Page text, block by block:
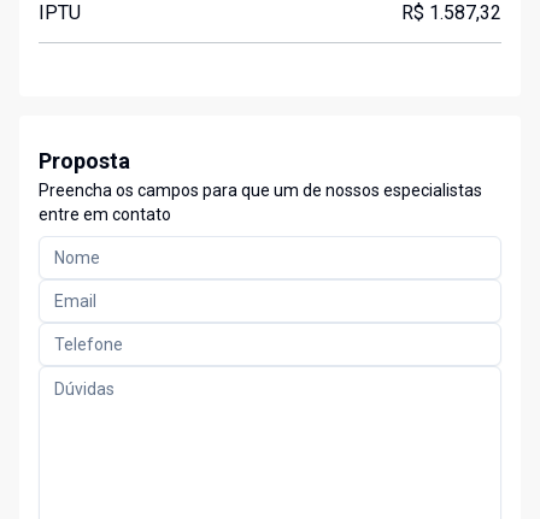
IPTU R$ 1.587,32
Proposta
Preencha os campos para que um de nossos especialistas
entre em contato